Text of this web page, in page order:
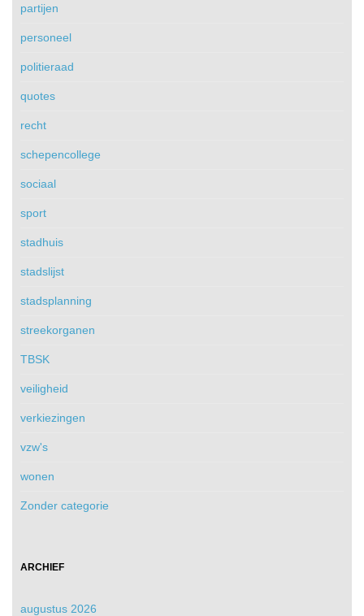
partijen
personeel
politieraad
quotes
recht
schepencollege
sociaal
sport
stadhuis
stadslijst
stadsplanning
streekorganen
TBSK
veiligheid
verkiezingen
vzw's
wonen
Zonder categorie
ARCHIEF
augustus 2026